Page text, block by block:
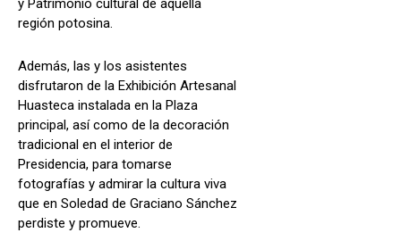
y Patrimonio cultural de aquella
región potosina.
Además, las y los asistentes
disfrutaron de la Exhibición Artesanal
Huasteca instalada en la Plaza
principal, así como de la decoración
tradicional en el interior de
Presidencia, para tomarse
fotografías y admirar la cultura viva
que en Soledad de Graciano Sánchez
perdiste y promueve.